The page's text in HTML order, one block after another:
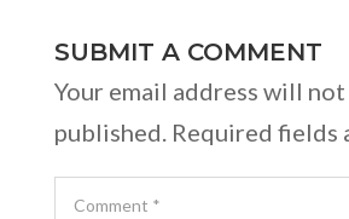
SUBMIT A COMMENT
Your email address will not
published. Required fields